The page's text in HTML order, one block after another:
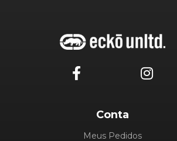
Conta
Meus Pedidos